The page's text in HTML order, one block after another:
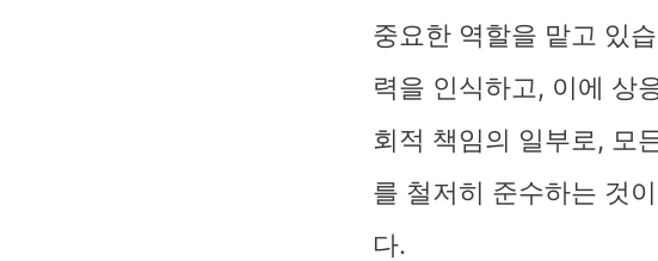
중요한 역할을 맡고 있
력을 인식하고, 이에 상
회적 책임의 일부로, 모
를 철저히 준수하는 것
다.